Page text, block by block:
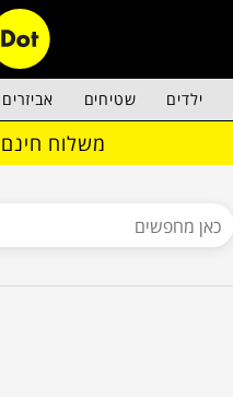
ילדים שטיחים
משלוח